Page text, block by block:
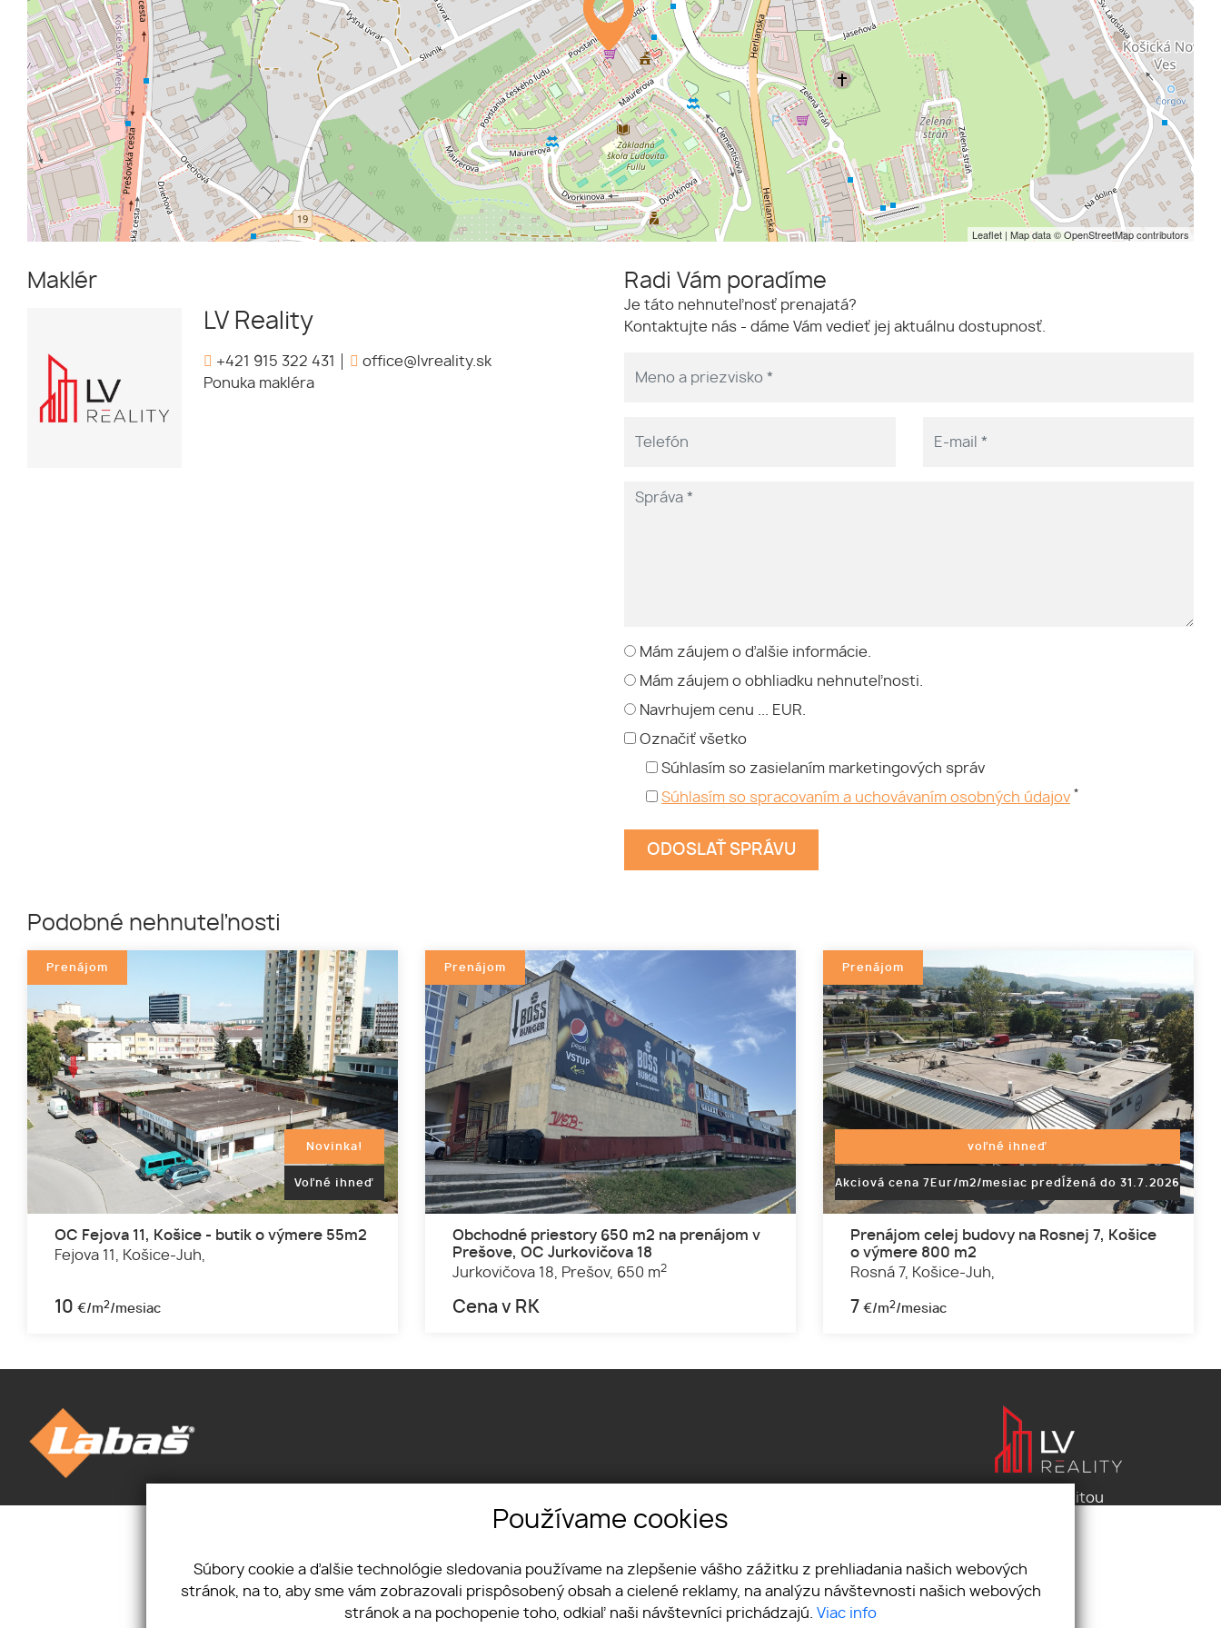
Leaflet | Map data ©OpenStreetMapcontributors
Maklér
LV Reality
+421 915 322 431
office@lvreality.sk
Ponuka makléra
Radi Vám poradíme
Je táto nehnuteľnosť prenajatá?
Kontaktujte nás - dáme Vám vedieť jej aktuálnu dostupnosť.
Mám záujem o ďalšie informácie.
Mám záujem o obhliadku nehnuteľnosti.
Navrhujem cenu ... EUR.
Označiť všetko
Súhlasím so zasielaním marketingových správ
Súhlasím so spracovaním a uchovávaním osobných údajov *
Podobné nehnuteľnosti
Prenájom
Novinka!
Voľné ihneď
OC Fejova 11, Košice - butik o výmere 55m2
Fejova 11,
Košice-Juh,
10 €/m2/mesiac
Prenájom
Obchodné priestory 650 m2 na prenájom v
Prešove, OC Jurkovičova 18
Jurkovičova 18,
Prešov, 650 m2
Cena v RK
Prenájom
voľné ihneď
Akciová cena 7Eur/m2/mesiac predĺžená do 31.7.2026
Prenájom celej budovy na Rosnej 7, Košice
o výmere 800 m2
Rosná 7, Košice-Juh,
7 €/m2/mesiac
Mám záujem
Ponúkam
Textilná 1, 04012 Košice
office@lvreality.sk
Pod záštitou
Používame cookies
Súbory cookie a ďalšie technológie sledovania používame na zlepšenie vášho zážitku z prehliadania našich webových
stránok, na to, aby sme vám zobrazovali prispôsobený obsah a cielené reklamy, na analýzu návštevnosti našich webových
stránok a na pochopenie toho, odkiaľ naši návštevníci prichádzajú. Viac info